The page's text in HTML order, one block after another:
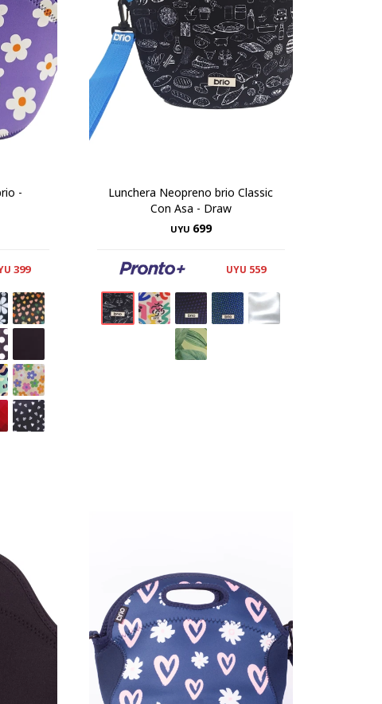
-
399
Lunchera Neopreno brio Classic
Con Asa - Draw
UYU 699
UYU 559